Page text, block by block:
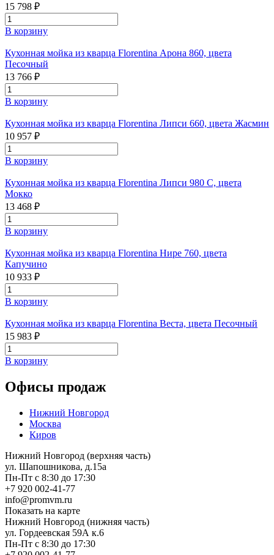
15 798 ₽
В корзину
Кухонная мойка из кварца Florentina Арона 860, цвета
Песочный
13 766 ₽
В корзину
Кухонная мойка из кварца Florentina Липси 660, цвета Жасмин
10 957 ₽
В корзину
Кухонная мойка из кварца Florentina Липси 980 С, цвета
Мокко
13 468 ₽
В корзину
Кухонная мойка из кварца Florentina Нире 760, цвета
Капучино
10 933 ₽
В корзину
Кухонная мойка из кварца Florentina Веста, цвета Песочный
15 983 ₽
В корзину
Офисы продаж
Нижний Новгород
Москва
Киров
Нижний Новгород (верхняя часть)
ул. Шапошникова, д.15а
Пн-Пт с 8:30 до 17:30
+7 920 002-41-77
info@promvm.ru
Показать на карте
Нижний Новгород (нижняя часть)
ул. Гордеевская 59А к.6
Пн-Пт с 8:30 до 17:30